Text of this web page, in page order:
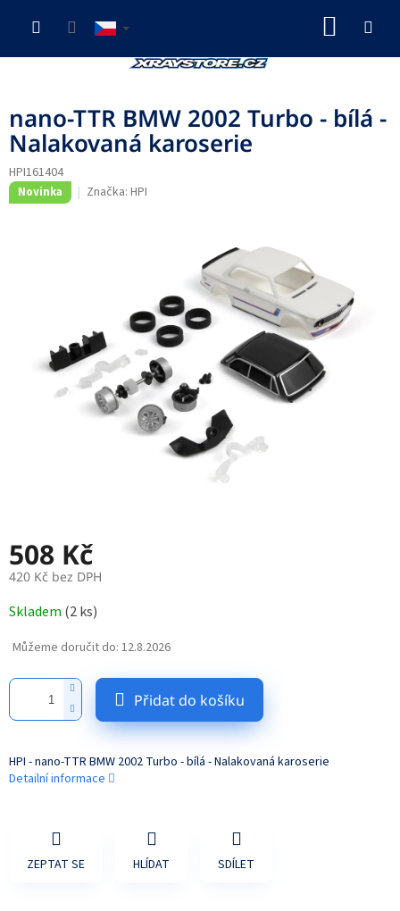
nano-TTR BMW 2002 Turbo - bílá -
Nalakovaná karoserie
HPI161404
Novinka Značka: HPI
508 Kč
420 Kč bez DPH
cena:
Skladem (2 ks)
Můžeme doručit do: 12.8.2026
Přidat do košíku
HPI - nano-TTR BMW 2002 Turbo - bílá - Nalakovaná karoserie
Detailní informace
ZEPTAT SE HLÍDAT SDÍLET